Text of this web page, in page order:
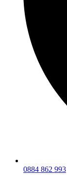
0884 862 993